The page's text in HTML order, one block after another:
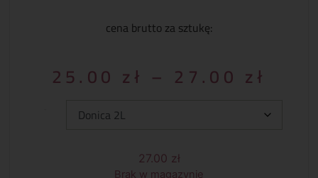
cena brutto za sztukę:
25.00 zł – 27.00 zł
27.00 zł
Brak w magazynie